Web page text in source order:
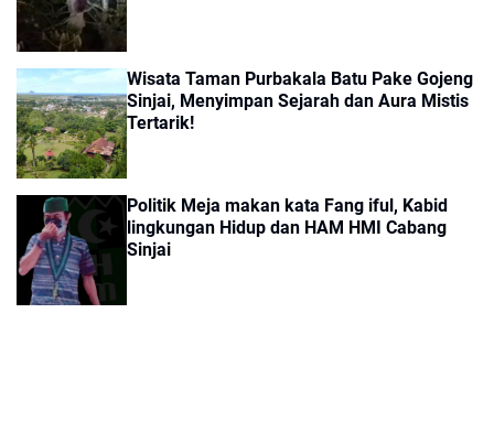
Wisata Taman Purbakala Batu Pake Gojeng
Sinjai, Menyimpan Sejarah dan Aura Mistis
Tertarik!
Politik Meja makan kata Fang iful, Kabid
lingkungan Hidup dan HAM HMI Cabang
Sinjai